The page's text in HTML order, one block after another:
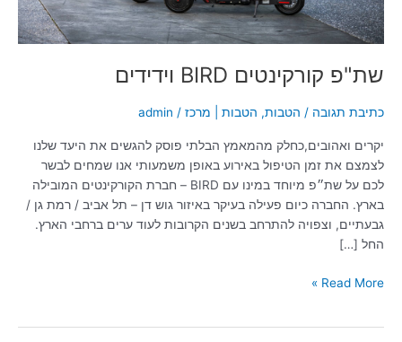
שת"פ קורקינטים BIRD וידידים
כתיבת תגובה / הטבות, הטבות | מרכז /
admin
יקרים ואהובים,כחלק מהמאמץ הבלתי פוסק להגשים את היעד שלנו
לצמצם את זמן הטיפול באירוע באופן משמעותי אנו שמחים לבשר
לכם על שת״פ מיוחד במינו עם BIRD – חברת הקורקינטים המובילה
בארץ. החברה כיום פעילה בעיקר באיזור גוש דן – תל אביב / רמת גן /
גבעתיים, וצפויה להתרחב בשנים הקרובות לעוד ערים ברחבי הארץ.
החל […]
Read More »